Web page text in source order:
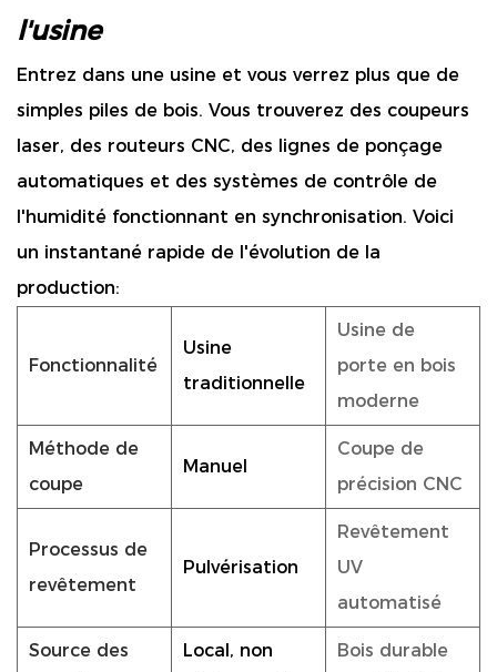
l'usine
Entrez dans une usine et vous verrez plus que de
simples piles de bois. Vous trouverez des coupeurs
laser, des routeurs CNC, des lignes de ponçage
automatiques et des systèmes de contrôle de
l'humidité fonctionnant en synchronisation. Voici
un instantané rapide de l'évolution de la
production:
Fonctionnalité
Usine
traditionnelle
Usine de
porte en bois
moderne
Méthode de
coupe
Manuel
Coupe de
précision CNC
Processus de
revêtement
Pulvérisation
Revêtement
UV
automatisé
Source des
Local, non
Bois durable